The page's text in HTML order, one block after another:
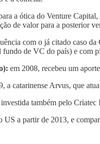
a ótica do Venture
de valor para a posterior
com o já citado caso
de VC do país) e com
em 2008, recebeu um
a catarinense Arvus, que
também pelo Criatec
a partir de 2013, e